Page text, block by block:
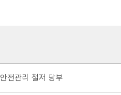
전관리 철저 당부